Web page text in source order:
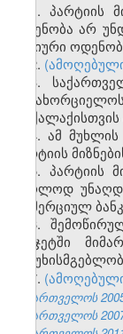
1. პარტიის
ოდენობა არ
წლიური
2.
3.
4. ამ
პარტიის
5. პარტიის
მხოლოდ
კომერციულ
6.
ბიუჯეტში
7.
საქართველოს
საქართველოს